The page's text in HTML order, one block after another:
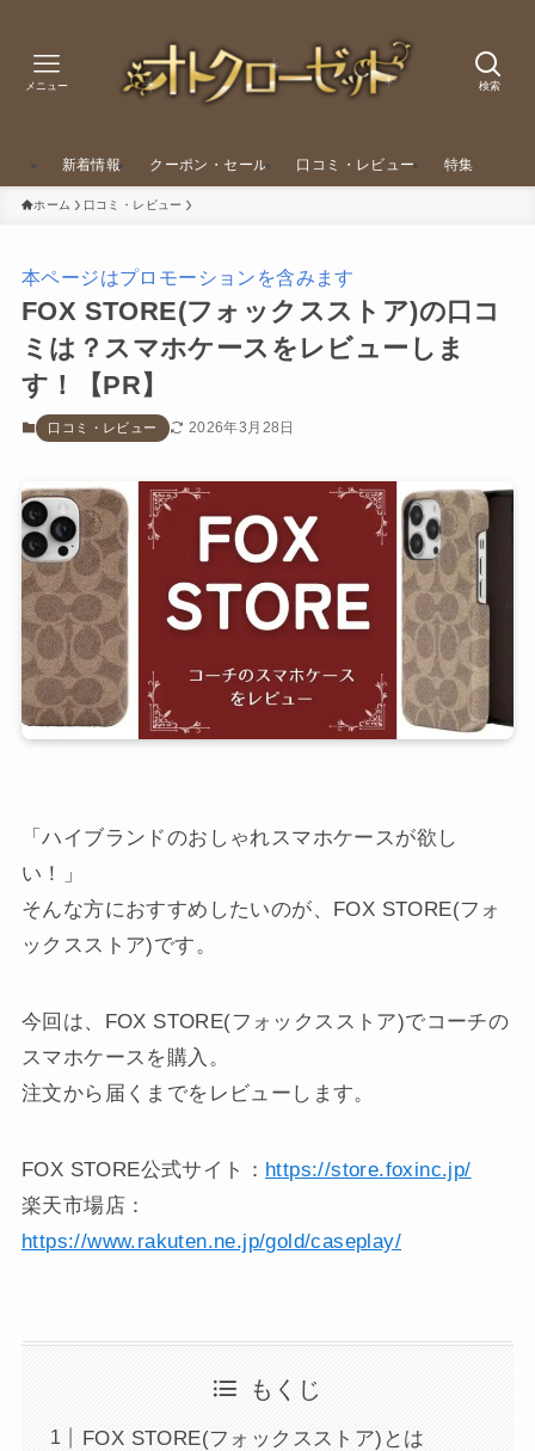
検索
メニュー
新着情報 クーポン・セール 口コミ・レビュー 特集
ホーム 口コミ・レビュー
本ページはプロモーションを含みます
FOX STORE(フォックスストア)の口コ
ミは？スマホケースをレビューしま
す！【PR】
口コミ・レビュー 2026年3月28日
「ハイブランドのおしゃれスマホケースが欲し
い！」
そんな方におすすめしたいのが、FOX STORE(フォ
ックスストア)です。
今回は、FOX STORE(フォックスストア)でコーチの
スマホケースを購入。
注文から届くまでをレビューします。
FOX STORE公式サイト： https://store.foxinc.jp/
楽天市場店：
https://www.rakuten.ne.jp/gold/caseplay/
もくじ
FOX STORE(フォックスストア)とは